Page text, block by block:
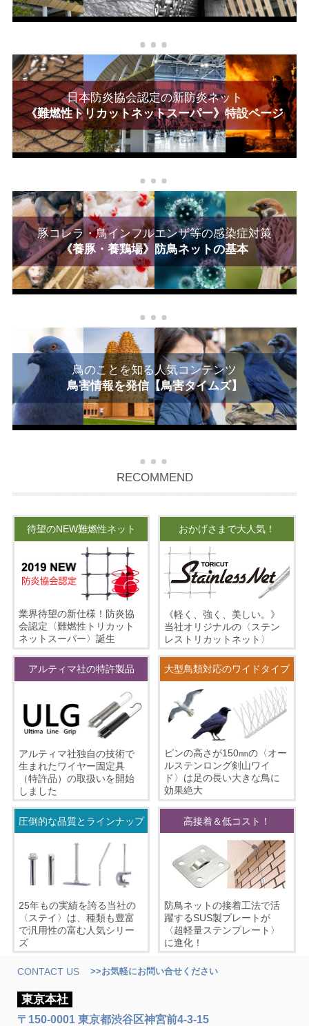
日本防炎協会認定の新防炎ネット
《難燃性トリカットネットスーパー》特設ページ
豚コレラ・鳥インフルエンザ等の感染症対策
《養豚・養鶏場》防鳥ネットの基本
鳥のことを知る人気コンテンツ
鳥害情報を発信【鳥害タイムズ】
RECOMMEND
待望のNEW難燃性ネット
業界待望の新仕様！防炎協
会認定〈難燃性トリカット
ネットスーパー〉誕生
おかげさまで大人気！
《軽く、強く、美しい。》
当社オリジナルの〈ステン
レストリカットネット〉
アルティマ社の特許製品
アルティマ社独自の技術で
生まれたワイヤー固定具
（特許品）の取扱いを開始
しました
大型鳥類対応のワイドタイプ
ピンの高さが150㎜の〈オー
ルステンロング剣山ワイ
ド〉は足の長い大きな鳥に
効果絶大
圧倒的な品質とラインナップ
25年もの実績を誇る当社の
〈ステイ〉は、種類も豊富
で汎用性の富む人気シリー
ズ
高接着＆低コスト！
防鳥ネットの接着工法で活
躍するSUS製プレートが
〈超軽量ステンプレート〉
に進化！
CONTACT US >>お気軽にお問い合せください
東京本社
〒150-0001 東京都渋谷区神宮前4-3-15